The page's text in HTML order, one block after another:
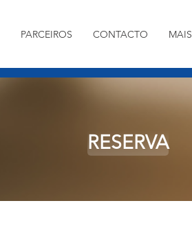
PARCEIROS CONTACTO MAIS
RESERVA